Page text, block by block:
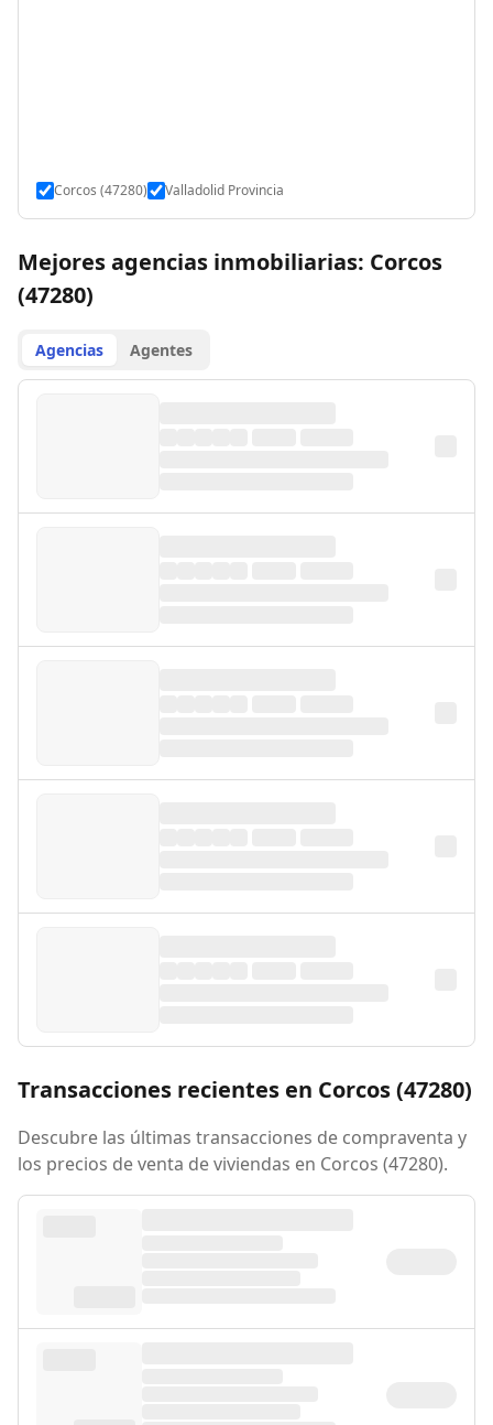
Corcos (47280) Valladolid Provincia
Mejores agencias inmobiliarias: Corcos
(47280)
Agencias Agentes
Transacciones recientes en Corcos (47280)
Descubre las últimas transacciones de compraventa y
los precios de venta de viviendas en Corcos (47280).